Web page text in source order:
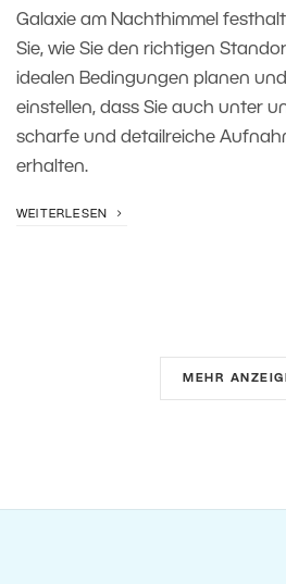
Galaxie am Nachthimmel
Sie, wie Sie den richtigen
idealen Bedingungen planen
einstellen, dass Sie auch unter
scharfe und detailreiche
erhalten.
WEITERLESEN
MEHR